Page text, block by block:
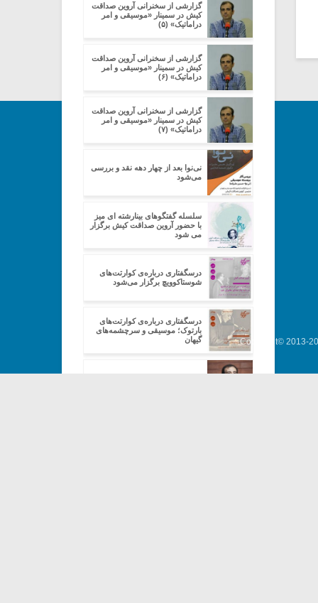
گزارشی از سخنرانی آروین صداقت
کیش در سمینار «موسیقی و امر
دراماتیک» (۵)
گزارشی از سخنرانی آروین صداقت
کیش در سمینار «موسیقی و امر
دراماتیک» (۶)
گزارشی از سخنرانی آروین صداقت
کیش در سمینار «موسیقی و امر
دراماتیک» (۷)
نی‌نوا بعد از چهار دهه نقد و بررسی
می‌شود
سلسله گفتگوهای بینارشته ای میز
با حضور آروین صداقت کیش برگزار
می شود
درسگفتاری درباره‌ی کوارتت‌های
شوستاکوویچ برگزار می‌شود
درسگفتاری درباره‌ی کوارتت‌های
بارتوک؛ موسیقی و سرچشمه‌های
گیهان
Copyright© 2013-